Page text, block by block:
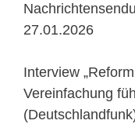
27.01.2026
Interview
Vereinfachung